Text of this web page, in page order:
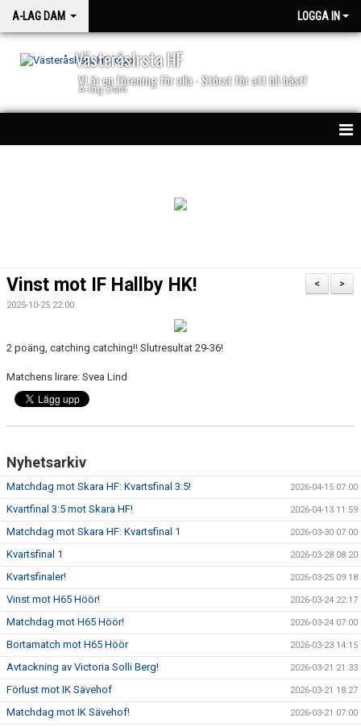
A-LAG DAM LOGGA IN
VästeråsIrsta HF
VI är en förening för alla - Störst för att bli bäst!
A-lag Dam
MATCHER
50/50
PARTNERS
>
<
Vinst mot IF Hallby HK!
2025-10-25 22:00
2 poäng, catching catching!! Slutresultat 29-36!
Matchens lirare: Svea Lind
Nyhetsarkiv
Matchdag mot Skara HF: Kvartsfinal 3:5! 2026-04-15 07:00
Kvartfinal 3:5 mot Skara HF! 2026-04-13 11:59
Matchdag mot Skara HF: Kvartsfinal 1 2026-03-30 07:00
Kvartsfinal 1 2026-03-28 08:20
Kvartsfinaler! 2026-03-25 09:18
Vinst mot H65 Höör! 2026-03-24 22:17
Matchdag mot H65 Höör! 2026-03-24 07:00
Bortamatch mot H65 Höör 2026-03-23 14:15
Avtackning av Victoria Solli Berg! 2026-03-21 21:33
Förlust mot IK Sävehof 2026-03-21 18:27
Matchdag mot IK Sävehof! 2026-03-21 07:00